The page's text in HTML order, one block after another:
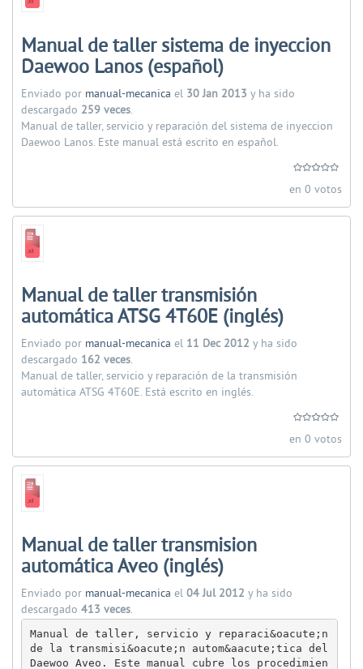
Manual de taller sistema de inyeccion
Daewoo Lanos (español)
Enviado por manual-mecanica el 30 Jan 2013 y ha sido
descargado 259 veces.
Manual de taller, servicio y reparación del sistema de inyeccion
Daewoo Lanos. Este manual está escrito en español.
en 0 votos
Manual de taller transmisión
automática ATSG 4T60E (inglés)
Enviado por manual-mecanica el 11 Dec 2012 y ha sido
descargado 162 veces.
Manual de taller, servicio y reparación de la transmisión
automática ATSG 4T60E. Está escrito en inglés.
en 0 votos
Manual de taller transmision
automática Aveo (inglés)
Enviado por manual-mecanica el 04 Jul 2012 y ha sido
descargado 413 veces.
Manual de taller, servicio y reparaci&oacute;n
de la transmisi&oacute;n autom&aacute;tica del
Daewoo Aveo. Este manual cubre los procedimien